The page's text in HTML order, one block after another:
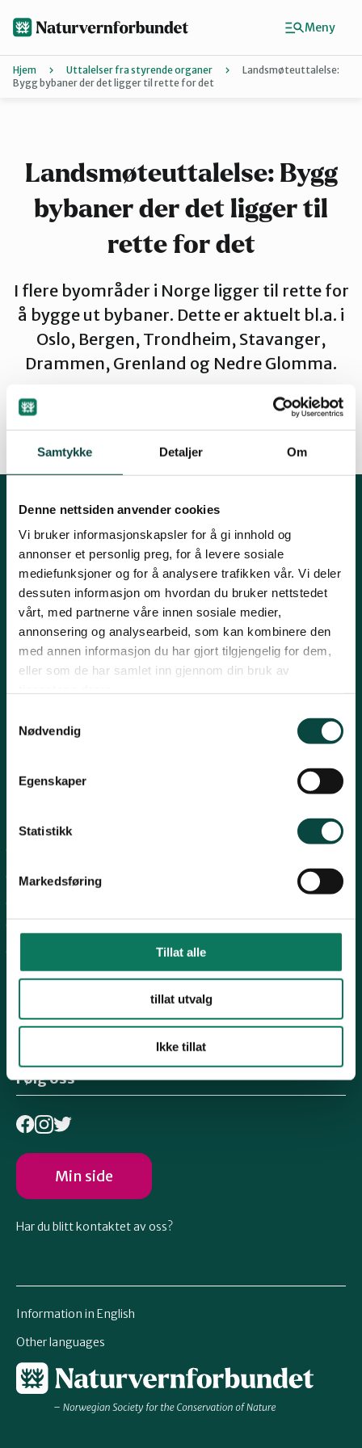
Samtykke Detaljer Om
Denne nettsiden anvender cookies
Vi bruker informasjonskapsler for å gi innhold og
annonser et personlig preg, for å levere sosiale
mediefunksjoner og for å analysere trafikken vår. Vi deler
dessuten informasjon om hvordan du bruker nettstedet
vårt, med partnerne våre innen sosiale medier,
annonsering og analysearbeid, som kan kombinere den
med annen informasjon du har gjort tilgjengelig for dem,
eller som de har samlet inn gjennom din bruk av
Nødvendig
Egenskaper
Statistikk
Markedsføring
Tillat alle
tillat utvalg
Ikke tillat
Støtt oss
Buskerud
Hordaland
Innlandet
Oslo og Akershus
Sogn og Fjordane
Trøndelag
Telemark
Troms
Hjem Uttalelser fra styrende organer
Landsmøteuttalelse:
Bygg bybaner der det ligger til rette for det
Landsmøteuttalelse: Bygg
bybaner der det ligger til
rette for det
I flere byområder i Norge ligger til rette for
å bygge ut bybaner. Dette er aktuelt bl.a. i
Oslo, Bergen, Trondheim, Stavanger,
Drammen, Grenland og Nedre Glomma.
Martin Ødegaard
Mariboes gate 8, 0183 Oslo
E-post:naturvern@naturvernforbundet.no
Telefon: (+47) 23 10 96 10
Org.nr: 938 418 837
Giverkonto: 7874 0555986
Vipps: 13042
For presse
Arkiv
Følg oss
Min side
Har du blitt kontaktet av oss?
Information in English
Other languages